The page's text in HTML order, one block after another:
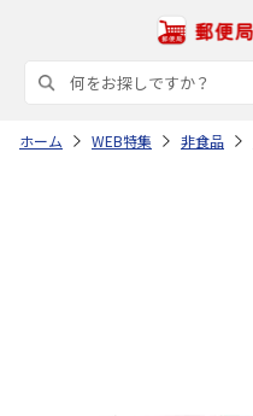
ホーム WEB特集 非食品